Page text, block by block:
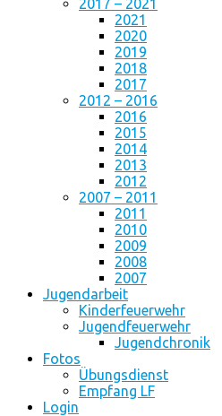
2017 – 2021
2021
2020
2019
2018
2017
2012 – 2016
2016
2015
2014
2013
2012
2007 – 2011
2011
2010
2009
2008
2007
Jugendarbeit
Kinderfeuerwehr
Jugendfeuerwehr
Jugendchronik
Fotos
Übungsdienst
Empfang LF
Login